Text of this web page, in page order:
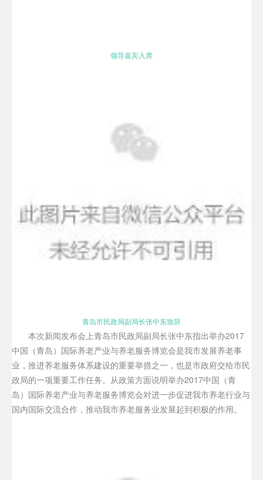
领导嘉宾入席
青岛市民政局副局长张中东致辞
本次新闻发布会上青岛市民政局副局长张中东指出举办2017
中国（青岛）国际养老产业与养老服务博览会是我市发展养老事
业，推进养老服务体系建设的重要举措之一，也是市政府交给市民
政局的一项重要工作任务。从政策方面说明举办2017中国（青
岛）国际养老产业与养老服务博览会对进一步促进我市养老行业与
国内国际交流合作，推动我市养老服务业发展起到积极的作用。